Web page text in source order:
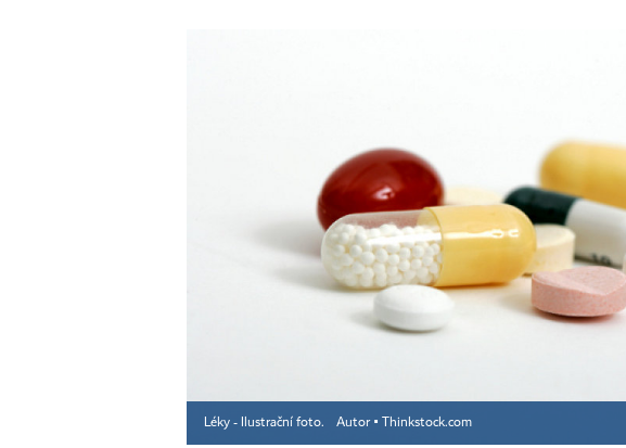
Léky - Ilustrační foto. Autor ▪ Thinkstock.com